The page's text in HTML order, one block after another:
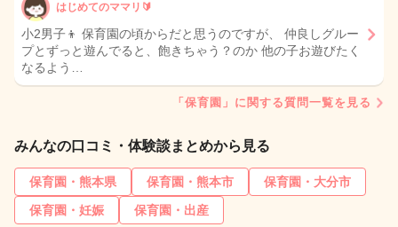
はじめてのママリ🔰
小2男子👦 保育園の頃からだと思うのですが、 仲良しグルー
プとずっと遊んでると、飽きちゃう？のか 他の子お遊びたく
なるよう…
「保育園」に関する質問一覧を見る
みんなの口コミ・体験談まとめから見る
保育園・熊本県 保育園・熊本市
保育園・大分市
保育園・妊娠
保育園・出産